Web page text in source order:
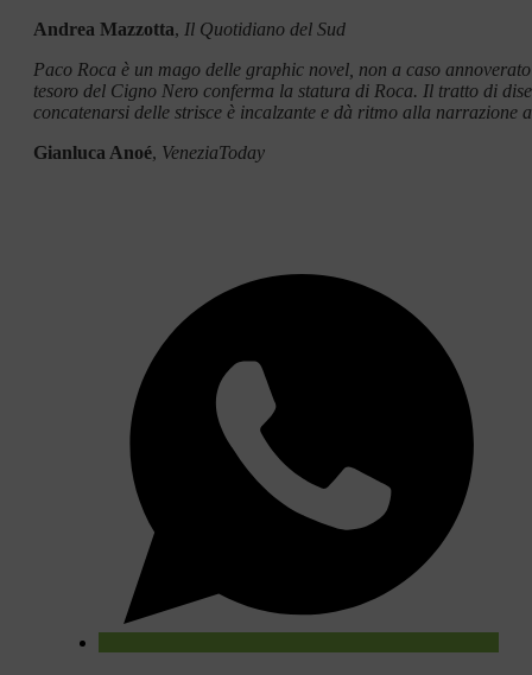
Andrea Mazzotta, Il Quotidiano del Sud
Paco Roca è un mago delle graphic novel, non a caso
tesoro del Cigno Nero conferma la statura di Roca. Il tratto di
concatenarsi delle strisce è incalzante e dà ritmo alla
Gianluca Anoé, VeneziaToday